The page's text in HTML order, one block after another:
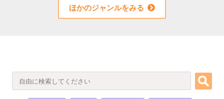
ほかのジャンルをみる